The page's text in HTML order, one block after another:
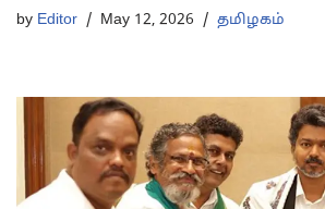
by Editor May 12, 2026 தமிழகம்